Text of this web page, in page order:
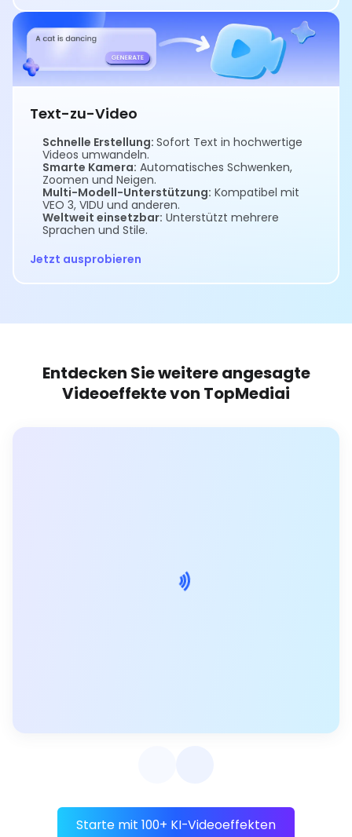
Text-zu-Video
Schnelle Erstellung: Sofort Text in hochwertige
Videos umwandeln.
Smarte Kamera: Automatisches Schwenken,
Zoomen und Neigen.
Multi-Modell-Unterstützung: Kompatibel mit
VEO 3, VIDU und anderen.
Weltweit einsetzbar: Unterstützt mehrere
Sprachen und Stile.
Jetzt ausprobieren
Entdecken Sie weitere angesagte
Videoeffekte von TopMediai
Starte mit 100+ KI-Videoeffekten